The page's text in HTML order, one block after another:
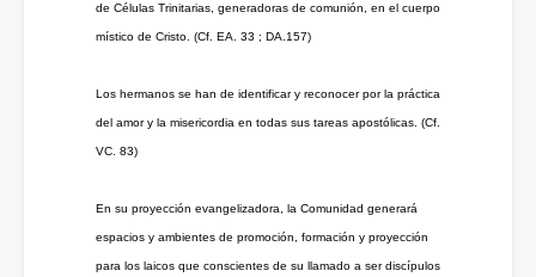
de Células Trinitarias, generadoras de comunión, en el cuerpo
místico de Cristo. (Cf. EA. 33 ; DA.157)
Los hermanos se han de identificar y reconocer por la práctica
del amor y la misericordia en todas sus tareas apostólicas. (Cf.
VC. 83)
En su proyección evangelizadora, la Comunidad generará
espacios y ambientes de promoción, formación y proyección
para los laicos que conscientes de su llamado a ser discípulos